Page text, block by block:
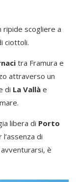
ripide scogliere a
ciottoli.
tra Framura e
attraverso un
di La Vallà e
libera di Porto
di
è